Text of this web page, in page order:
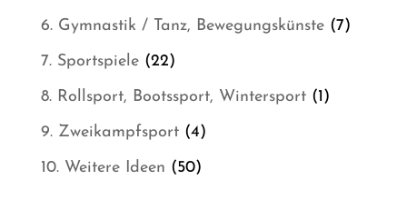
Produkt
6. Gymnastik / Tanz, Bewegungskünste 77
7. Sportspiele 2222
Produkte
8. Rollsport, Bootssport, Wintersport 11
9. Zweikampfsport 44
Produkte
10. Weitere Ideen 5050